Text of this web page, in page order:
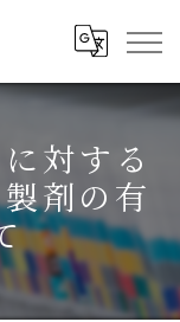
対する
剤の有